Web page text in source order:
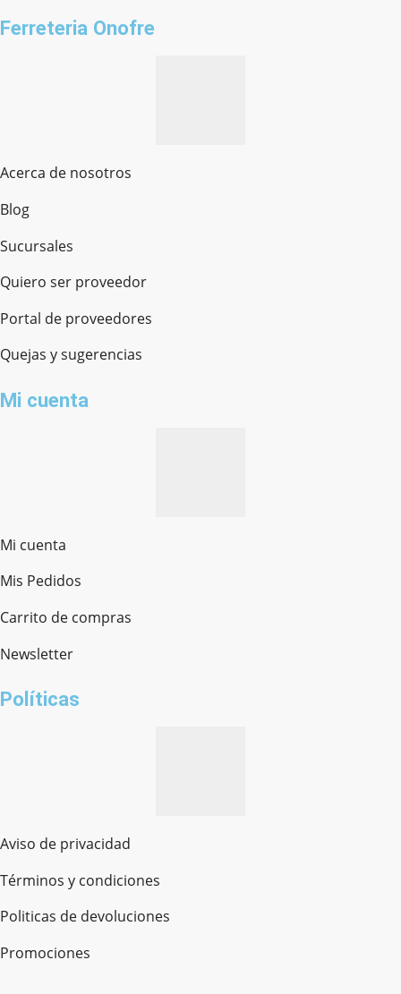
Ferreteria Onofre
Acerca de nosotros
Blog
Sucursales
Quiero ser proveedor
Portal de proveedores
Quejas y sugerencias
Mi cuenta
Mi cuenta
Mis Pedidos
Carrito de compras
Newsletter
Políticas
Aviso de privacidad
Términos y condiciones
Politicas de devoluciones
Promociones